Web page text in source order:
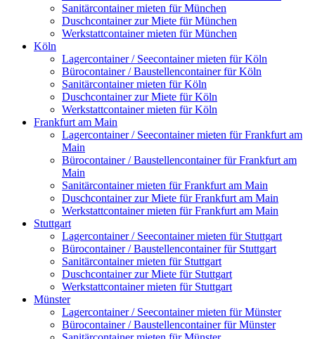
Sanitärcontainer mieten für München
Duschcontainer zur Miete für München
Werkstattcontainer mieten für München
Köln
Lagercontainer / Seecontainer mieten für Köln
Bürocontainer / Baustellencontainer für Köln
Sanitärcontainer mieten für Köln
Duschcontainer zur Miete für Köln
Werkstattcontainer mieten für Köln
Frankfurt am Main
Lagercontainer / Seecontainer mieten für Frankfurt am
Main
Bürocontainer / Baustellencontainer für Frankfurt am
Main
Sanitärcontainer mieten für Frankfurt am Main
Duschcontainer zur Miete für Frankfurt am Main
Werkstattcontainer mieten für Frankfurt am Main
Stuttgart
Lagercontainer / Seecontainer mieten für Stuttgart
Bürocontainer / Baustellencontainer für Stuttgart
Sanitärcontainer mieten für Stuttgart
Duschcontainer zur Miete für Stuttgart
Werkstattcontainer mieten für Stuttgart
Münster
Lagercontainer / Seecontainer mieten für Münster
Bürocontainer / Baustellencontainer für Münster